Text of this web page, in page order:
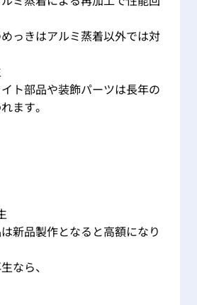
っきはアルミ蒸着以外では対
ト部品や装飾パーツは長年の
ます。
新品製作となると高額になり
なら、